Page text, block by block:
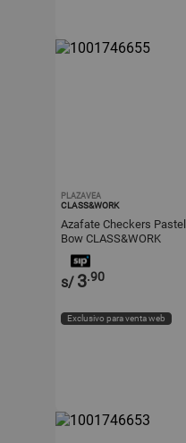
PLAZAVEA
CLASS&WORK
Azafate Checkers Pastel
Bow CLASS&WORK
s/ 3.90
Exclusivo para venta web